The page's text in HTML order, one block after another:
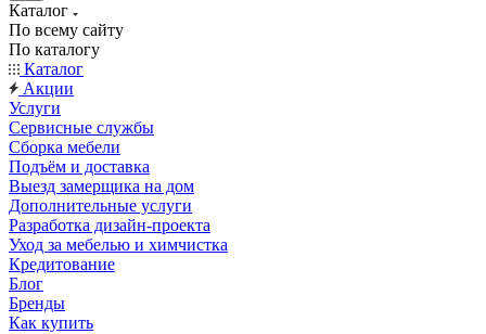
Каталог
По всему сайту
По каталогу
Каталог
Акции
Услуги
Сервисные службы
Сборка мебели
Подъём и доставка
Выезд замерщика на дом
Дополнительные услуги
Разработка дизайн-проекта
Уход за мебелью и химчистка
Кредитование
Блог
Бренды
Как купить